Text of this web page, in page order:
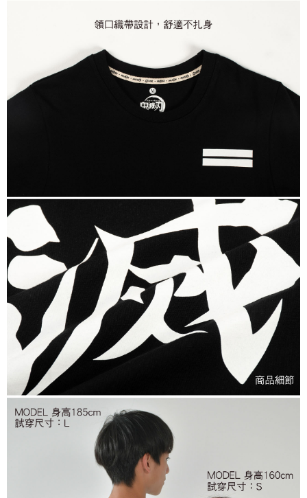
宅配-離島(澎湖/金門/馬祖)-木棉花樂園專用
黑貓宅配-貨到付款
每筆NT$150